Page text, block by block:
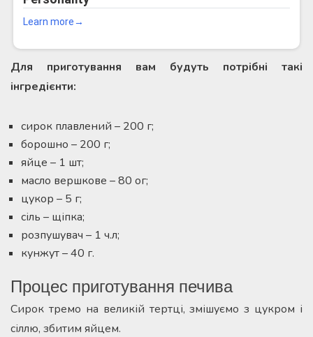
Для приготування вам будуть потрібні такі
інгредієнти:
сирок плавлений – 200 г;
борошно – 200 г;
яйце – 1 шт;
масло вершкове – 80 ог;
цукор – 5 г;
сіль – щіпка;
розпушувач – 1 ч.л;
кунжут – 40 г.
Процес приготування печива
Сирок тремо на великій тертці, змішуємо з цукром і
сіллю, збитим яйцем.